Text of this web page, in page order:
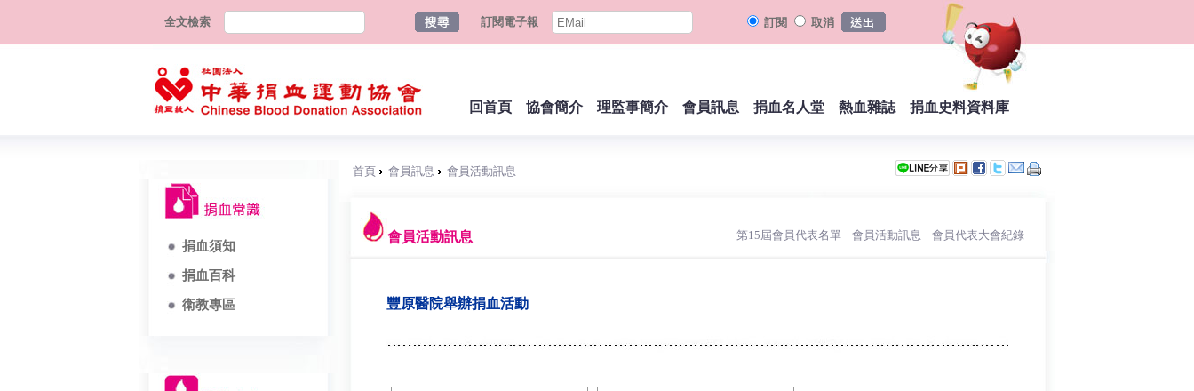
全文檢索 訂閱電子報 訂閱 取消
回首頁 協會簡介 理監事簡介 會員訊息 捐血名人堂 熱血雜誌 捐血史料資料庫
捐血須知
捐血百科
衛教專區
首頁 會員訊息 會員活動訊息
會員活動訊息 第15屆會員代表名單︱ 會員活動訊息 會員代表大會紀錄︱
豐原醫院舉辦捐血活動